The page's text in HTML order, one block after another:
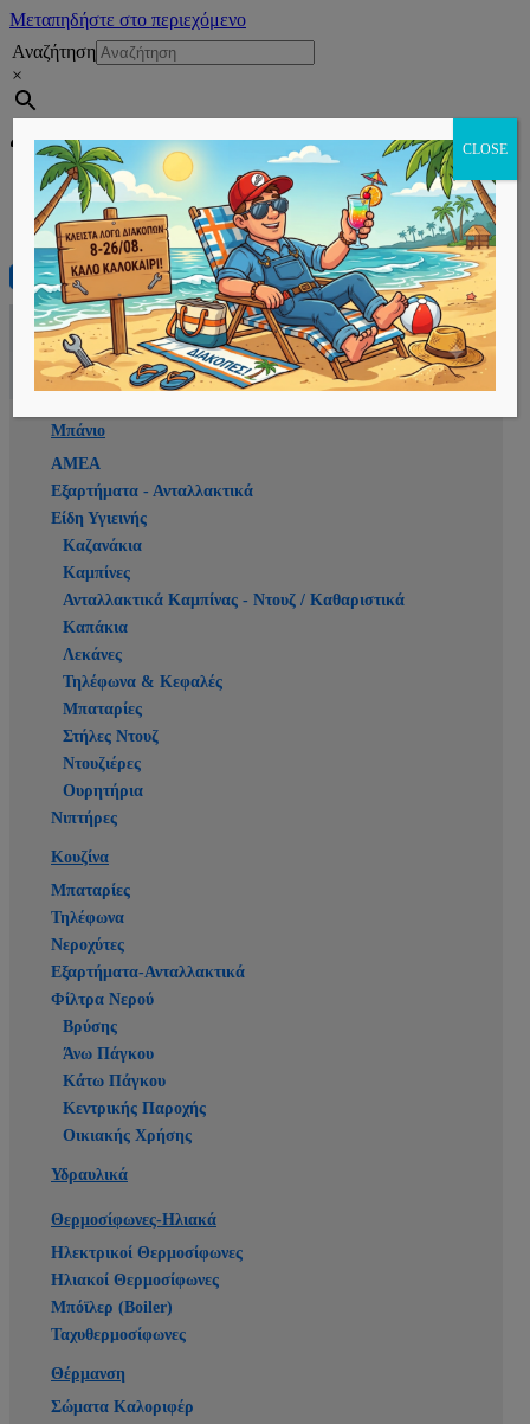
Μεταπηδήστε στο περιεχόμενο
Αναζήτηση
×
Εγγραφή
Αρχική
E-shop
Μπάνιο
ΑΜΕΑ
Εξαρτήματα - Ανταλλακτικά
Είδη Υγιεινής
Καζανάκια
Καμπίνες
Ανταλλακτικά Καμπίνας - Ντουζ / Καθαριστικά
Καπάκια
Λεκάνες
Τηλέφωνα & Κεφαλές
Μπαταρίες
Στήλες Ντουζ
Ντουζιέρες
Ουρητήρια
Νιπτήρες
Κουζίνα
Μπαταρίες
Τηλέφωνα
Νεροχύτες
Εξαρτήματα-Ανταλλακτικά
Φίλτρα Νερού
Βρύσης
Άνω Πάγκου
Κάτω Πάγκου
Κεντρικής Παροχής
Οικιακής Χρήσης
Υδραυλικά
Θερμοσίφωνες-Ηλιακά
Ηλεκτρικοί Θερμοσίφωνες
Ηλιακοί Θερμοσίφωνες
Μπόϊλερ (Boiler)
Ταχυθερμοσίφωνες
Θέρμανση
Σώματα Καλοριφέρ
CLOSE